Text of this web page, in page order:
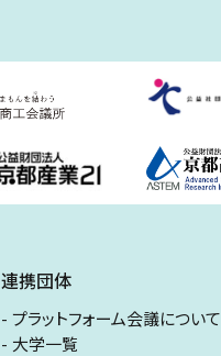
連携団体
プラットフォーム会議について
大学一覧